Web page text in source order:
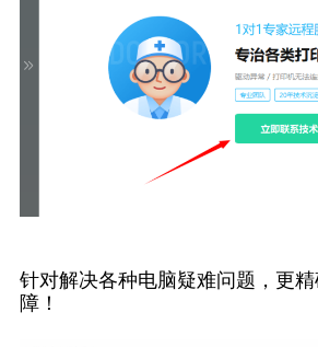
针对解决各种电脑疑难问题，更
障！